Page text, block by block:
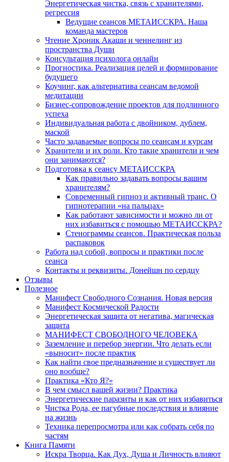
Энергетическая чистка, связь с хранителями,
регрессия
Ведущие сеансов МЕТАИССКРА. Наша
команда мастеров
Чтение Хроник Акаши и ченнелинг из
пространства Души
Консультация психолога онлайн
Прогностика. Реализация целей и формирование
будущего
Коучинг, как альтернатива сеансам ведомой
медитации
Бизнес-сопровождение проектов для подлинного
успеха
Индивидуальная работа с двойником, дублем,
маской
Часто задаваемые вопросы по сеансам и курсам
Хранители и их роли. Кто такие хранители и чем
они занимаются?
Подготовка к сеансу МЕТАИССКРА
Как правильно задавать вопросы вашим
хранителям?
Современный гипноз и активный транс. О
гипнотерапии «на пальцах»
Как работают зависимости и можно ли от
них избавиться с помощью МЕТАИССКРА?
Стенограммы сеансов. Практическая польза
распаковок
Работа над собой, вопросы и практики после
сеанса
Контакты и реквизиты. Донейшн по сердцу
Отзывы
Полезное
Манифест Свободного Сознания. Новая версия
Манифест Космической Радости
Энергетическая защита от негатива, магическая
защита
МАНИФЕСТ СВОБОДНОГО ЧЕЛОВЕКА
Заземление и перебор энергии. Что делать если
«выносит» после практик
Как найти свое предназначение и существует ли
оно вообще?
Практика «Кто Я?»
В чем смысл вашей жизни? Практика
Энергетические паразиты и как от них избавиться
Чистка Рода, ее пагубные последствия и влияние
на жизнь
Техника перепросмотра или как собрать себя по
частям
Книга Памяти
Искра Творца. Как Дух, Душа и Личность влияют